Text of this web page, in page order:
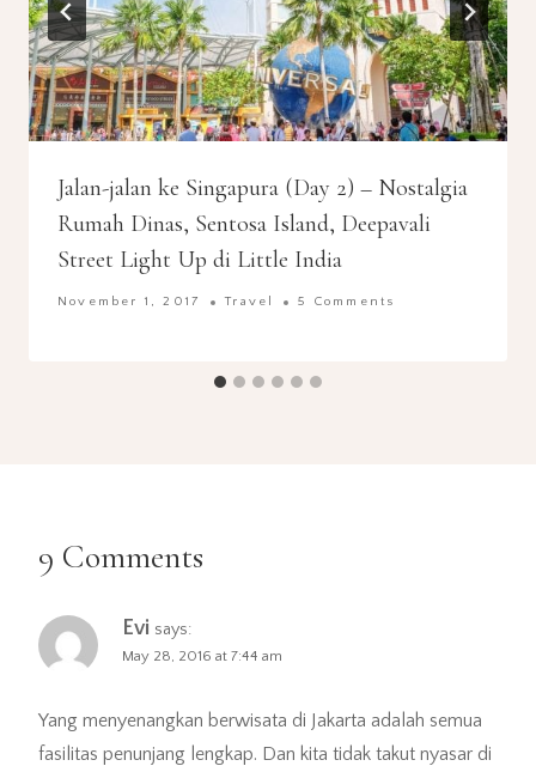
Jalan-jalan ke Singapura (Day 2) – Nostalgia
Rumah Dinas, Sentosa Island, Deepavali
Street Light Up di Little India
November 1, 2017 Travel 5 Comments
9 Comments
Evi says:
May 28, 2016 at 7:44 am
Yang menyenangkan berwisata di Jakarta adalah semua
fasilitas penunjang lengkap. Dan kita tidak takut nyasar di